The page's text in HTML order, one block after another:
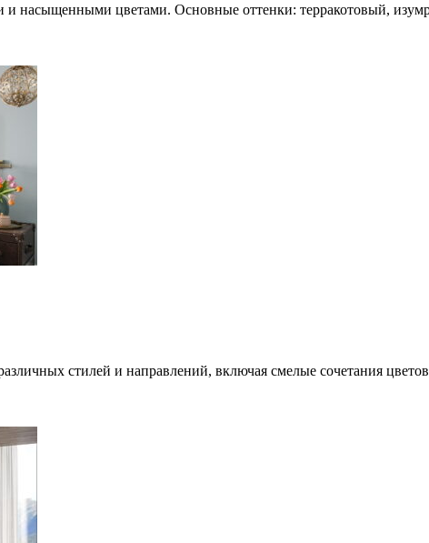
и насыщенными цветами. Основные оттенки: терракотовый,
стилей и направлений, включая смелые сочетания